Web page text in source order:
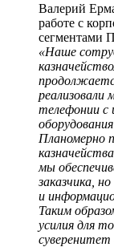
Валерий
работе с
сегментами
«Наше
телефонии с
Планомерно
мы
заказчика,
и
Таким
усилия для